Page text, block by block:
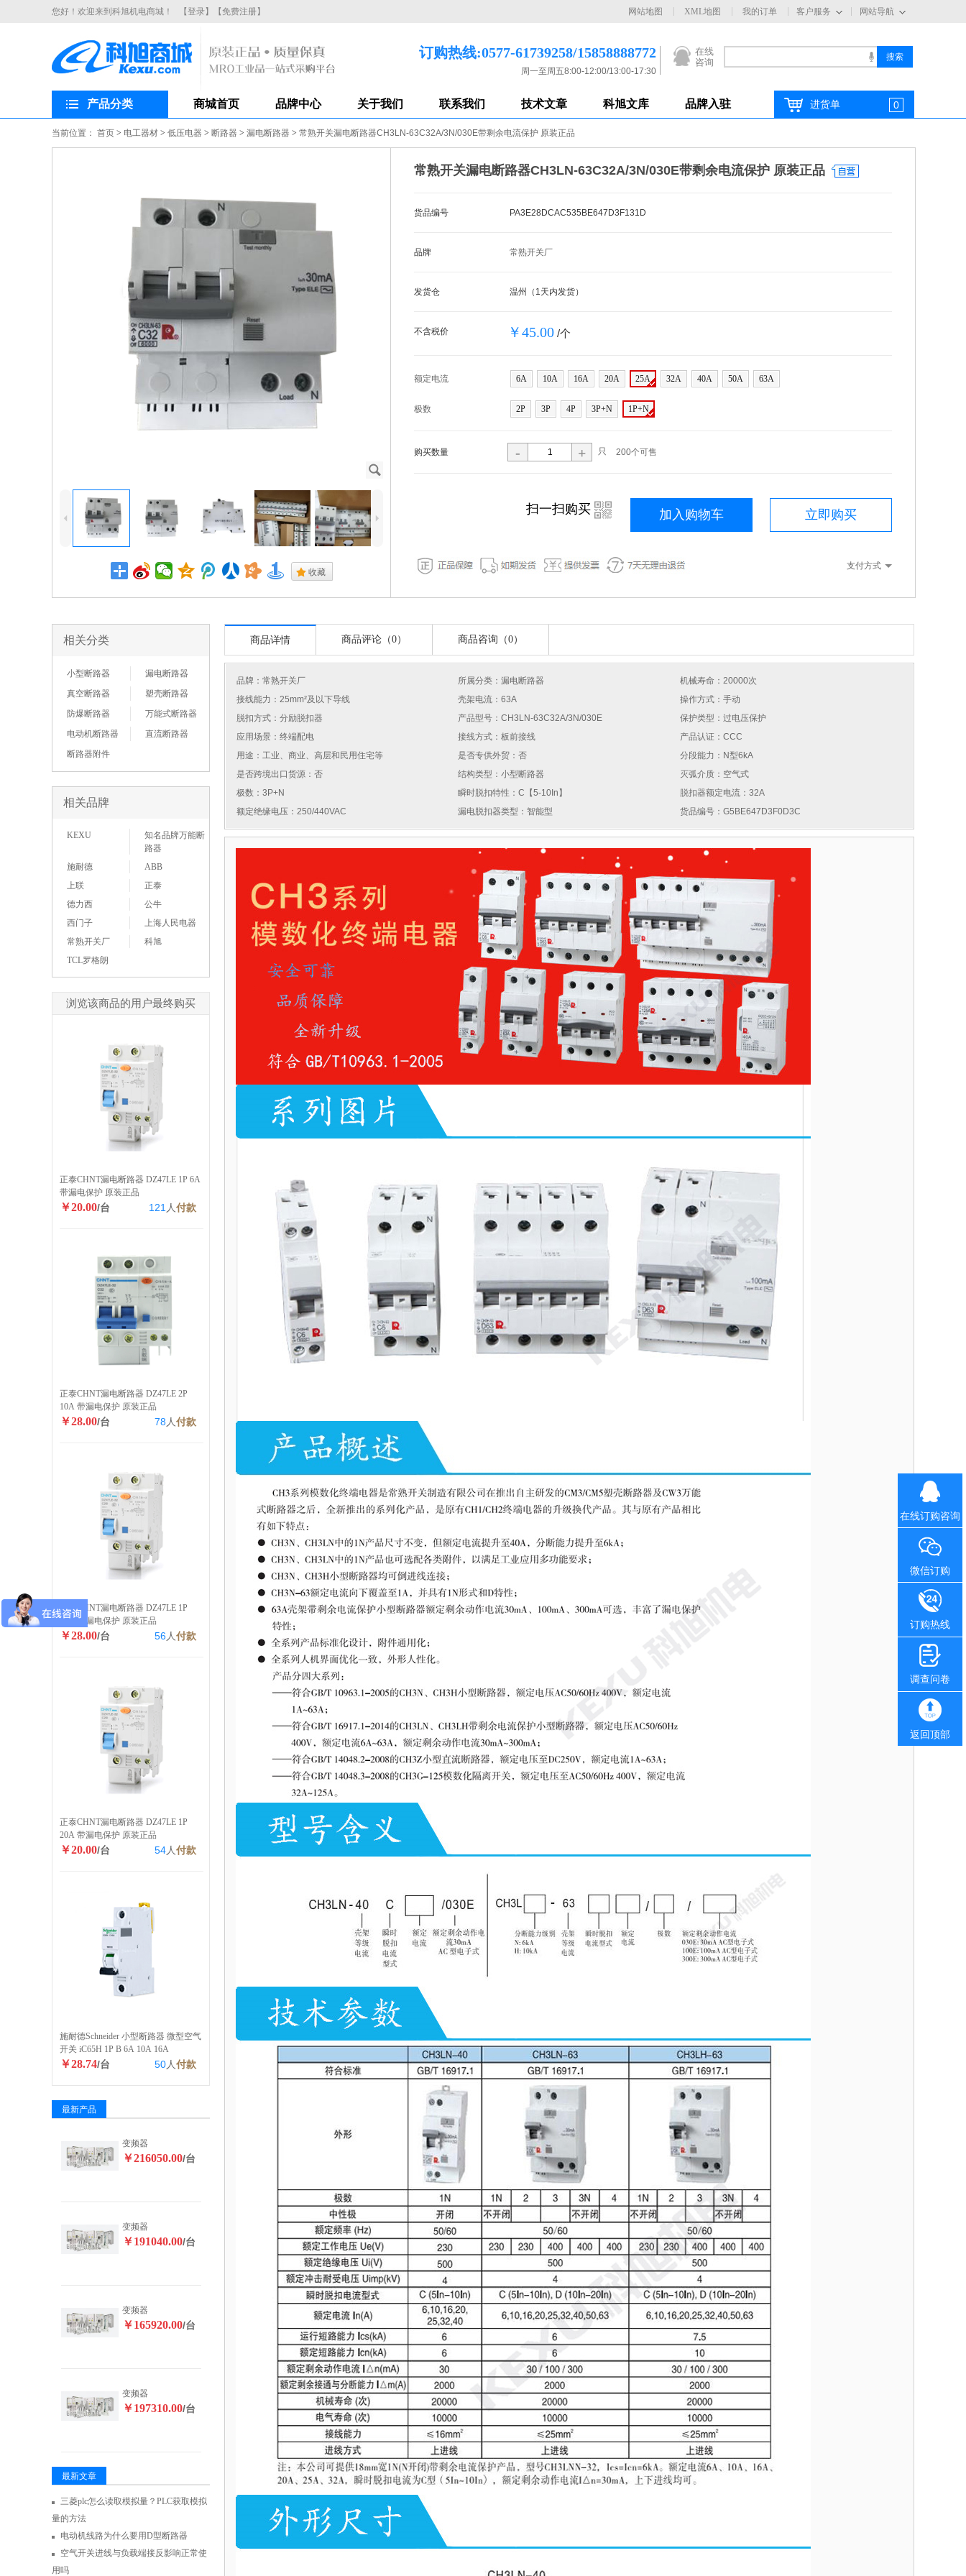
您好！欢迎来到科旭机电商城！ 【登录】 【免费注册】 网站导航
客户服务
网站地图 XML地图 我的订单
在线
咨询
订购热线:0577-61739258/15858888772
周一至周五8:00-12:00/13:00-17:30
产品分类 商城首页 品牌中心 关于我们 联系我们 技术文章 科旭文库 品牌入驻 进货单 0
当前位置： 首页 > 电工器材 > 低压电器 > 断路器 > 漏电断路器 > 常熟开关漏电断路器CH3LN-63C32A/3N/030E带剩余电流保护 原装正品
J
4 5
. 收藏
常熟开关漏电断路器CH3LN-63C32A/3N/030E带剩余电流保护 原装正品
货品编号 PA3E28DCAC535BE647D3F131D
品牌 常熟开关厂
发货仓 温州（1天内发货）
不含税价 ￥45.00 /个
额定电流 6A 10A 16A 20A 25A 32A 40A 50A 63A
极数 2P 3P 4P 3P+N 1P+N
购买数量 - + 只 200个可售
立即购买
加入购物车
扫一扫购买 i
支付方式
相关分类
小型断路器
漏电断路器
真空断路器
塑壳断路器
防爆断路器
万能式断路器
电动机断路器
直流断路器
断路器附件
相关品牌
KEXU
知名品牌万能断
路器
施耐德
ABB
上联
正泰
德力西
公牛
西门子
上海人民电器
常熟开关厂
科旭
TCL罗格朗
浏览该商品的用户最终购买
正泰CHNT漏电断路器 DZ47LE 1P 6A
带漏电保护 原装正品
￥20.00/台 121 人付款
正泰CHNT漏电断路器 DZ47LE 2P
10A 带漏电保护 原装正品
￥28.00/台 78 人付款
正泰CHNT漏电断路器 DZ47LE 1P
40A 带漏电保护 原装正品
￥28.00/台 56人付款
正泰CHNT漏电断路器 DZ47LE 1P
20A 带漏电保护 原装正品
￥20.00/台 54人付款
施耐德Schneider 小型断路器 微型空气
开关 iC65H 1P B 6A 10A 16A
￥28.74/台 50人付款
最新产品
变频器
￥216050.00/台
变频器
￥191040.00/台
变频器
￥165920.00/台
变频器
￥197310.00/台
最新文章
三菱plc怎么读取模拟量？PLC获取模拟
量的方法
电动机线路为什么要用D型断路器
空气开关进线与负载端接反影响正常使
用吗
商品详情 商品评论（0） 商品咨询（0）
品牌： 常熟开关厂 所属分类：漏电断路器
机械寿命：20000次
接线能力：25mm²及以下导线
壳架电流：63A
操作方式：手动
脱扣方式：分励脱扣器
产品型号：CH3LN-63C32A/3N/030E
保护类型：过电压保护
应用场景：终端配电
接线方式：板前接线
产品认证：CCC
用途：工业、商业、高层和民用住宅等
是否专供外贸：否
分段能力：N型6kA
是否跨境出口货源：否
结构类型：小型断路器
灭弧介质：空气式
极数：3P+N
瞬时脱扣特性：C【5-10In】
脱扣器额定电流：32A
额定绝缘电压：250/440VAC
漏电脱扣器类型：智能型 货品编号：G5BE647D3F0D3C
在线订购咨询
微信订购
订购热线
调查问卷
返回顶部